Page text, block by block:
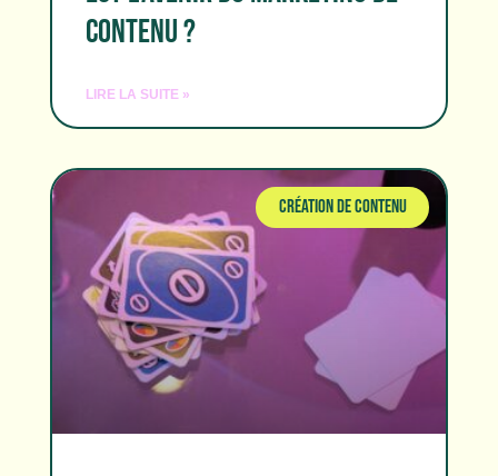
CONTENU ?
LIRE LA SUITE »
CRÉATION DE CONTENU